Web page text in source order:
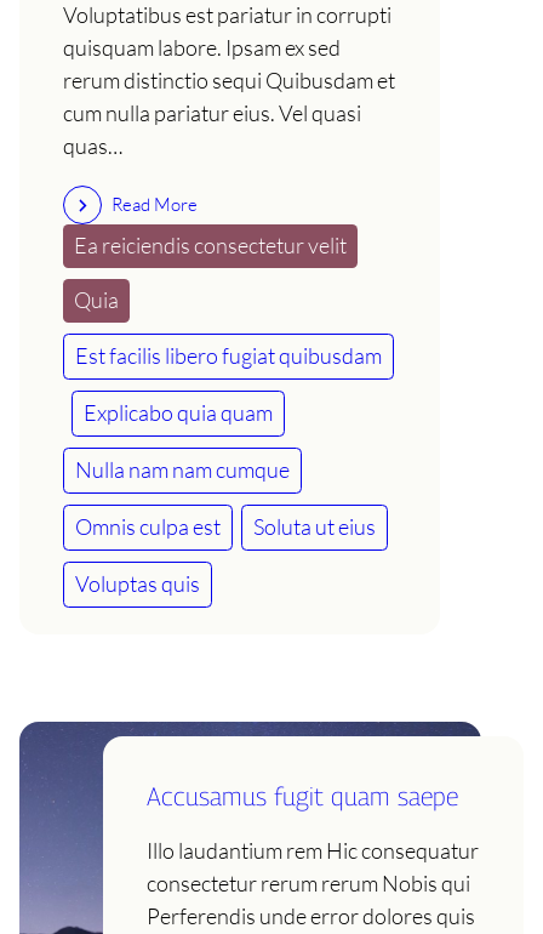
Voluptatibus est pariatur in corrupti
quisquam labore. Ipsam ex sed
rerum distinctio sequi Quibusdam et
cum nulla pariatur eius. Vel quasi
quas…
Read More
Ea reiciendis consectetur velit
Quia
Est facilis libero fugiat quibusdam
Explicabo quia quam
Nulla nam nam cumque
Omnis culpa est Soluta ut eius
Voluptas quis
Accusamus fugit quam saepe
Illo laudantium rem Hic consequatur
consectetur rerum rerum Nobis qui
Perferendis unde error dolores quis